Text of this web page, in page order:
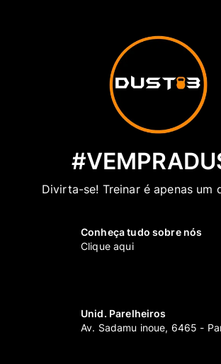
Divirta-se! Treinar é apenas um
Conheça tudo sobre nós
Clique aqui
Unid. Parelheiros
Av. Sadamu inoue, 6465 -